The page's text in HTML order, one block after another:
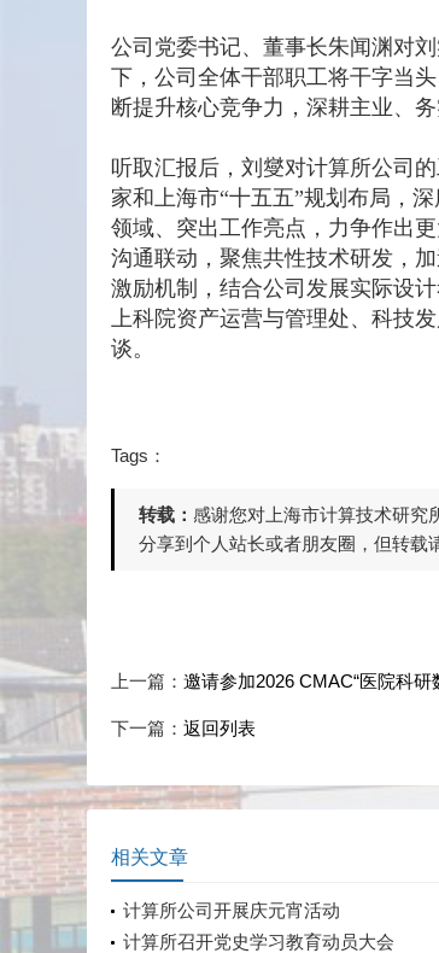
公司党委书记、董事长朱闻渊对
下，公司全体干部职工将干字当
断提升核心竞争力，深耕主业、
听取汇报后，刘燮对计算所公司
家和上海市“十五五”规划布局，
领域、突出工作亮点，力争作出
沟通联动，聚焦共性技术研发，
激励机制，结合公司发展实际设
上科院资产运营与管理处、科技
谈。
Tags：
转载： 感谢您对上海市计算技术研究
分享到个人站长或者朋友圈，但转载
上一篇： 邀请参加2026 CMAC“医院科
下一篇： 返回列表
相关文章
计算所公司开展庆元宵活动
计算所召开党史学习教育动员大会